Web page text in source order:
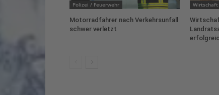
Polizei / Feuerwehr
Motorradfahrer nach Verkehrsunfall
schwer verletzt
Wirtschaft